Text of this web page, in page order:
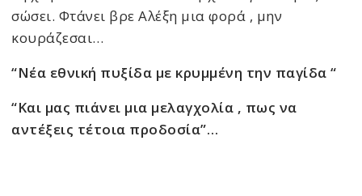
σώσει. Φτάνει βρε Αλέξη μια φορά , μην
κουράζεσαι…
“Νέα εθνική πυξίδα με κρυμμένη την παγίδα “
“Και μας πιάνει μια μελαγχολία , πως να
αντέξεις τέτοια προδοσία”…